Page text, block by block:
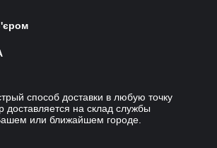
способ доставки в любую точку
доставляется на склад службы
или ближайшем городе.